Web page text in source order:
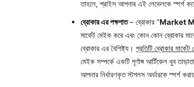
তাহলে, প্রাইস আপনার এই লেভেলকে স্পর্শ
ব্রোকার এর পক্ষপাত– ব্রোকার “Market
মার্কেট মেইক করে এবং কোন কোন ব্রোকার
ব্রোকার এর বৈশিষ্ট্য। প্রতিটি ব্রোকার
মেইক সম্পর্কে একটি পূর্ণাঙ্গ আর্টিকেল খুব
আপনার নির্ধারণকৃত স্টপলস অর্ডারকে স্পর্শ